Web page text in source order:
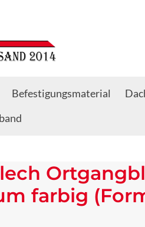
Befestigungsmaterial
farbig